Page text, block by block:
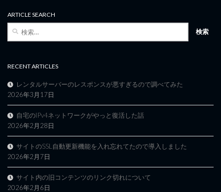
ARTICLE SEARCH
RECENT ARTICLES
レンタルサーバーのレスポンスが悪すぎるので調べてみた
2026年3月17日
自宅のIPv4ネットワークがやっと復活した話
2026年2月28日
サイトのSSL自動更新機能を入れ忘れてたので導入しました
2026年2月7日
サイト内の旧コンテンツのリンク切れについて
2026年2月6日